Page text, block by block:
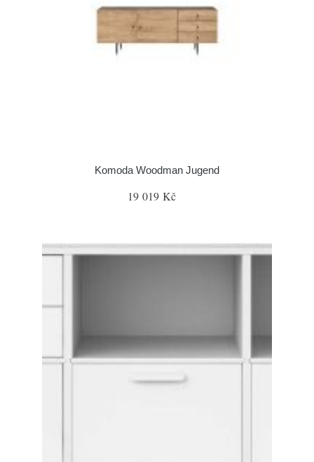
Komoda Woodman Jugend
19 019 Kč